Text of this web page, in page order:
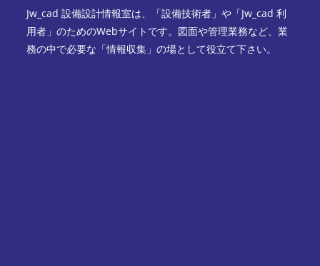
Jw_cad 設備設計情報室は、「設備技術者」や「Jw_cad 利
用者」のためのWebサイトです。図面や管理業務など、業
務の中で必要な「情報収集」の場として役立て下さい。